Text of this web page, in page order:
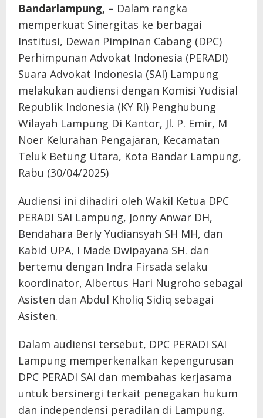
Bandarlampung, – Dalam rangka
memperkuat Sinergitas ke berbagai
Institusi, Dewan Pimpinan Cabang (DPC)
Perhimpunan Advokat Indonesia (PERADI)
Suara Advokat Indonesia (SAI) Lampung
melakukan audiensi dengan Komisi Yudisial
Republik Indonesia (KY RI) Penghubung
Wilayah Lampung Di Kantor, Jl. P. Emir, M
Noer Kelurahan Pengajaran, Kecamatan
Teluk Betung Utara, Kota Bandar Lampung,
Rabu (30/04/2025)
Audiensi ini dihadiri oleh Wakil Ketua DPC
PERADI SAI Lampung, Jonny Anwar DH,
Bendahara Berly Yudiansyah SH MH, dan
Kabid UPA, I Made Dwipayana SH. dan
bertemu dengan Indra Firsada selaku
koordinator, Albertus Hari Nugroho sebagai
Asisten dan Abdul Kholiq Sidiq sebagai
Asisten.
Dalam audiensi tersebut, DPC PERADI SAI
Lampung memperkenalkan kepengurusan
DPC PERADI SAI dan membahas kerjasama
untuk bersinergi terkait penegakan hukum
dan independensi peradilan di Lampung.